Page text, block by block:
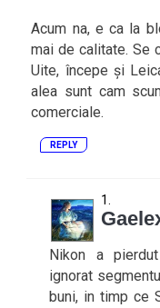
Acum na, e ca la
mai de calitate. Se
Uite, începe și
alea sunt cam
comerciale.
REPLY
Nikon a
ignorat
buni, in timp ce